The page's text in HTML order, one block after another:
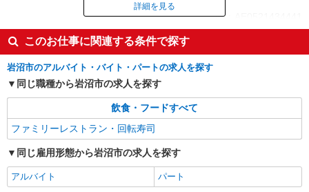
早朝手当（6:00〜9:00）時給＋100円
ID：AE0521434441
掲載期間終了
詳細を見る
このお仕事に関連する条件で探す
岩沼市のアルバイト・バイト・パートの求人を探す
同じ職種から岩沼市の求人を探す
飲食・フードすべて
ファミリーレストラン・回転寿司
同じ雇用形態から岩沼市の求人を探す
アルバイト パート